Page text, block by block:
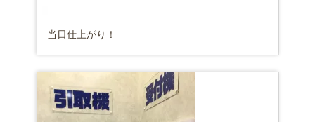
当日仕上がり！